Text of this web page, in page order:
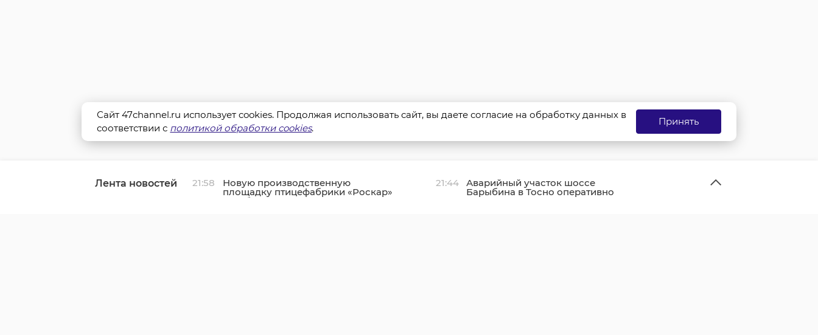
Лента новостей 21:58 Новую производственную
площадку птицефабрики «Роскар»
в Выборгском районе подключили
21:44 Аварийный участок шоссе
Барыбина в Тосно оперативно
отремонтировали и открыли для
Сайт 47channel.ru использует cookies. Продолжая использовать сайт, вы даете согласие на обработку данных в
соответствии с политикой обработки cookies.
Принять